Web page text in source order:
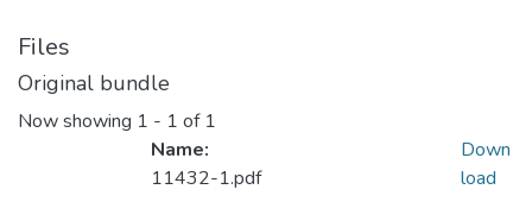
Files
Original bundle
Now showing 1 - 1 of 1
Name:
11432-1.pdf
Down
load